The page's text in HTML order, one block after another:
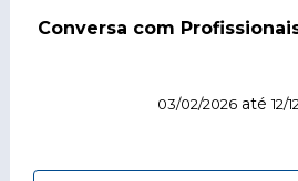
Conversa com
03/02/2026 até12/